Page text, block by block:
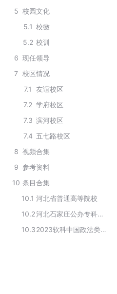
5 校园文化
5.1 校徽
5.2 校训
6 现任领导
7 校区情况
7.1
友谊校区
7.2 学府校区
7.3 滨河校区
7.4 五七路校区
8 视频合集
9 参考资料
10 条目合集
10.1 河北省普通高等院校
10.2
河北石家庄公办专科学校
10.3
2023软科中国政法类高职院校排名